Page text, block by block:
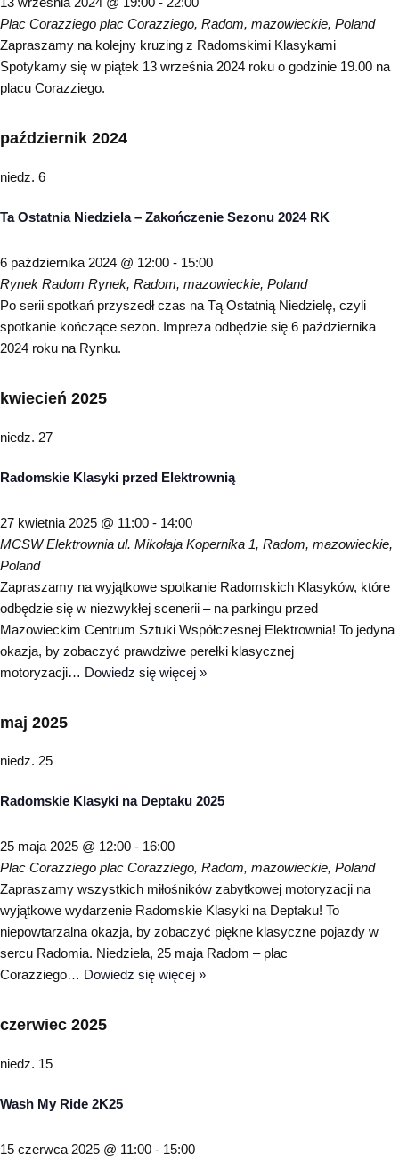
Plac Corazziego plac Corazziego, Radom, mazowieckie, Poland
Zapraszamy na kolejny kruzing z Radomskimi Klasykami
Spotykamy się w piątek 13 września 2024 roku o godzinie 19.00 na
placu Corazziego.
październik 2024
niedz. 6
Ta Ostatnia Niedziela – Zakończenie Sezonu 2024 RK
6 października 2024 @ 12:00 - 15:00
Rynek Radom Rynek, Radom, mazowieckie, Poland
Po serii spotkań przyszedł czas na Tą Ostatnią Niedzielę, czyli
spotkanie kończące sezon. Impreza odbędzie się 6 października
2024 roku na Rynku.
kwiecień 2025
niedz. 27
Radomskie Klasyki przed Elektrownią
27 kwietnia 2025 @ 11:00 - 14:00
MCSW Elektrownia ul. Mikołaja Kopernika 1, Radom, mazowieckie,
Poland
Zapraszamy na wyjątkowe spotkanie Radomskich Klasyków, które
odbędzie się w niezwykłej scenerii – na parkingu przed
Mazowieckim Centrum Sztuki Współczesnej Elektrownia! To jedyna
okazja, by zobaczyć prawdziwe perełki klasycznej
motoryzacji… Dowiedz się więcej »
maj 2025
niedz. 25
Radomskie Klasyki na Deptaku 2025
25 maja 2025 @ 12:00 - 16:00
Plac Corazziego plac Corazziego, Radom, mazowieckie, Poland
Zapraszamy wszystkich miłośników zabytkowej motoryzacji na
wyjątkowe wydarzenie Radomskie Klasyki na Deptaku! To
niepowtarzalna okazja, by zobaczyć piękne klasyczne pojazdy w
sercu Radomia. Niedziela, 25 maja Radom – plac
Corazziego… Dowiedz się więcej »
czerwiec 2025
niedz. 15
Wash My Ride 2K25
15 czerwca 2025 @ 11:00 - 15:00